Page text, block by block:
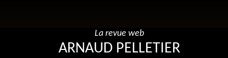
La revue web
ARNAUD PELLETIER